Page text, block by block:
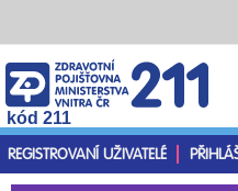
kód 211
REGISTROVANÍ UŽIVATELÉ